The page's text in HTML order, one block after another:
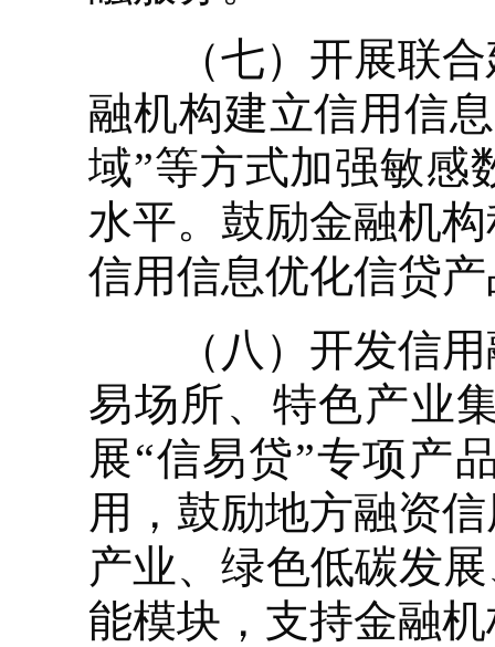
（七）开展联合
融机构建立信用信
域”等方式加强敏感
水平。鼓励金融机
信用信息优化信贷
（八）开发信用
易场所、特色产业
展“信易贷”专项产
用，鼓励地方融资
产业、绿色低碳发
能模块，支持金融